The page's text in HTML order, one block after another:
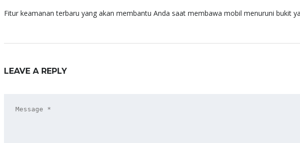
Fitur keamanan terbaru yang akan membantu Anda saat membawa mobil menuruni bukit
LEAVE A REPLY